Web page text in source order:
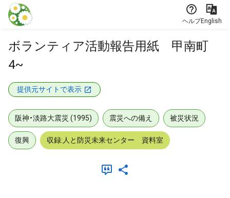
本文に飛ぶ
ヘルプEnglish
ボランティア活動報告用紙 甲南町
4~
提供元サイトで表示
阪神・淡路大震災 (1995) 震災への備え 被災状況
復興 収録:人と防災未来センター 資料室